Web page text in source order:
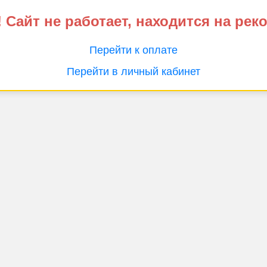
не работает, находится на
Перейти к оплате
Перейти в личный кабинет